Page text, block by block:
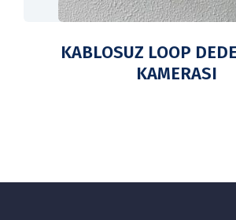
KABLOSUZ LOOP
KAMERASI